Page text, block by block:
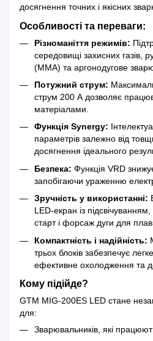
досягнення точних і якісних
Особливості та переваги:
Різноманіття режимів:
середовищі захисних газів,
(MMA) та аргонодугове
Потужний струм:
струм 200 А дозволяє
матеріалами.
Функція Synergy:
параметрів залежно від
досягнення ідеального
Безпека: Функція VRD
запобігаючи ураженню
Зручність у використанні:
LED-екран із
старт і форсаж дуги для
Компактність і надійність:
трьох блоків забезпечує
ефективне охолодження та
Кому підійде?
GTM MIG-200ES LED стане
для:
Зварювальників, які